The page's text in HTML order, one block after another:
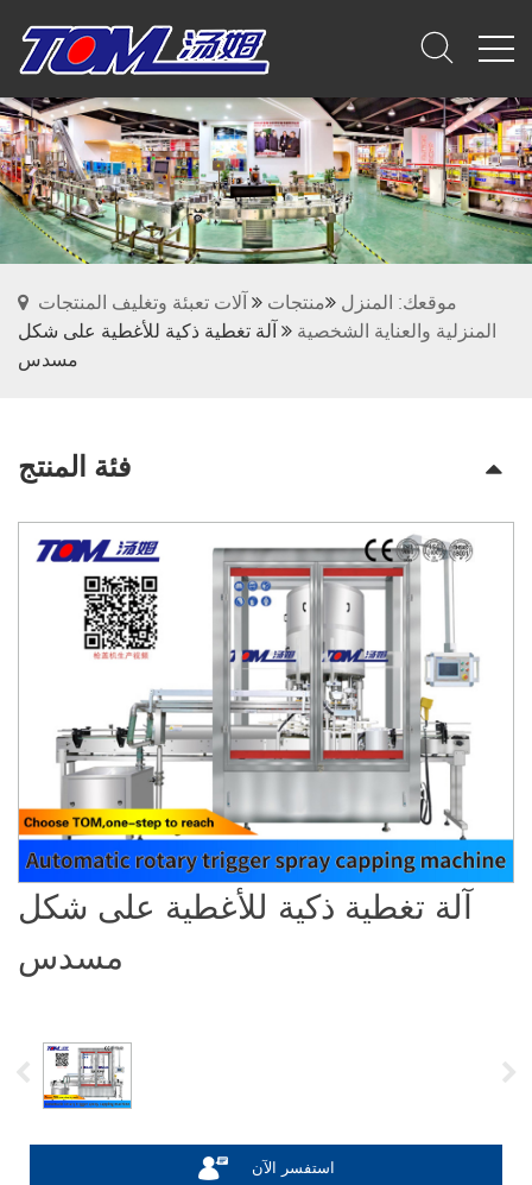
موقعك: المنزل منتجات
آلات تعبئة وتغليف المنتجات
المنزلية والعناية الشخصية
آلة تغطية ذكية للأغطية على شكل
مسدس
فئة المنتج
آلة تغطية ذكية للأغطية على شكل
مسدس
استفسر الآن